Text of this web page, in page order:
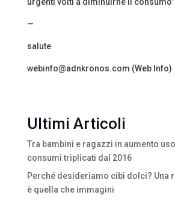
—
salute
webinfo@adnkronos.com (Web Info)
Ultimi Articoli
Tra bambini e ragazzi in aumento
consumi triplicati dal 2016
Perché desideriamo cibi dolci? Una
è quella che immagini